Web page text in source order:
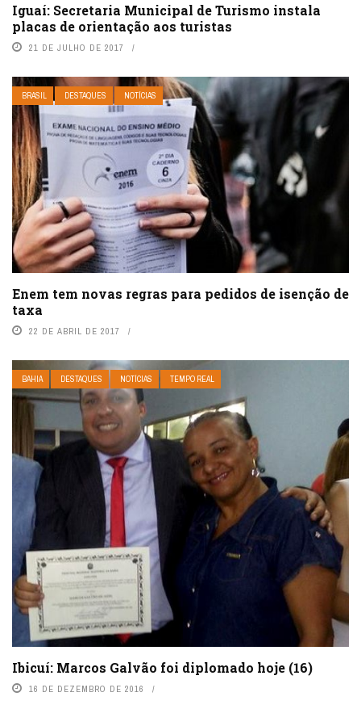
Iguaí: Secretaria Municipal de Turismo instala
placas de orientação aos turistas
21 DE JULHO DE 2017
BRASIL DESTAQUES NOTÍCIAS
Enem tem novas regras para pedidos de isenção de
taxa
22 DE ABRIL DE 2017
BAHIA DESTAQUES NOTÍCIAS TEMPO REAL
Ibicuí: Marcos Galvão foi diplomado hoje (16)
16 DE DEZEMBRO DE 2016